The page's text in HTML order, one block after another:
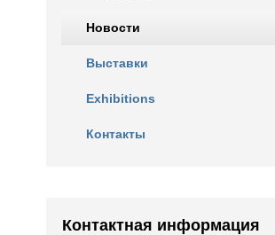
Новости
Выставки
Exhibitions
Контакты
Контактная информация